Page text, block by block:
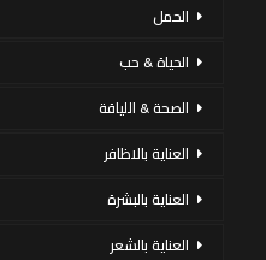
الحمل
الحياة & حب
الصحة & اللياقة
العناية بالاظافر
العناية بالبشرة
العناية بالشعر